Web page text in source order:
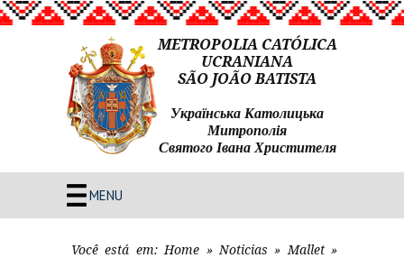
METROPOLIA CATÓLICA
UCRANIANA
SÃO JOÃO BATISTA
Українська Католицька
Митрополія
Святого Івана Христителя
MENU
Você está em: Home » Noticias » Mallet»